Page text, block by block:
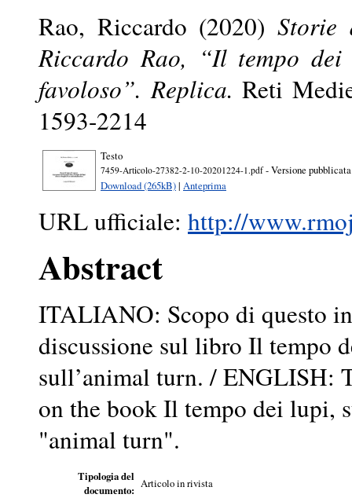
Rao, Riccardo (2020)
Riccardo Rao, “Il tempo
favoloso”. Replica. Reti
1593-2214
Testo
7459-Articolo-27382-2-10-20201224-1.pdf- Versione pubblicata
Download (265kB)| Anteprima
URL ufficiale: http://
Abstract
ITALIANO: Scopo di questo
discussione sul libro Il tempo
sull’animal turn. / ENGLISH:
on the book Il tempo dei lupi,
"animal turn".
Tipologia del
documento: Articolo in rivista